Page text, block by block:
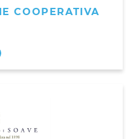
COOPERATIVA